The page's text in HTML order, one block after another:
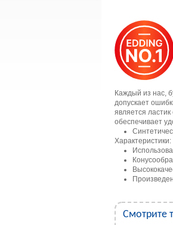
Каждый из нас,
допускает
является
обеспечивает
Характеристики:
Смотрите